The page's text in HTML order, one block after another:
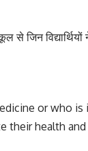
से जिन
or who
their health